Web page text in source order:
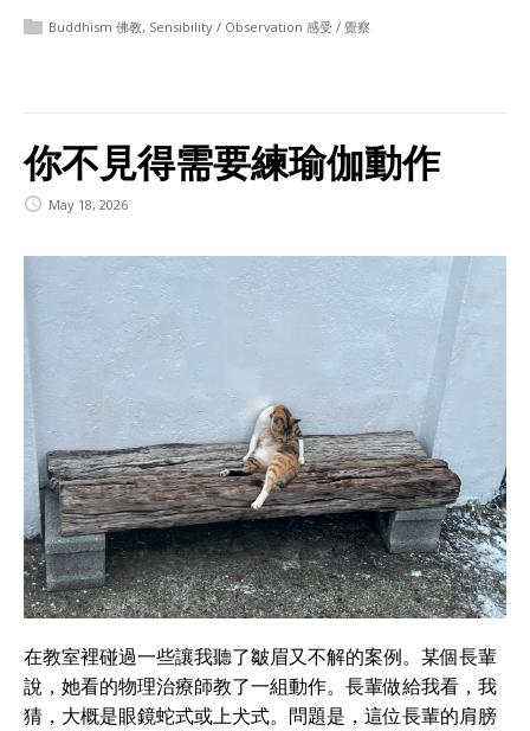
Buddhism 佛教, Sensibility / Observation 感受 / 覺察
你不見得需要練瑜伽動作
May 18, 2026
在教室裡碰過一些讓我聽了皺眉又不解的案例。某個長輩
說，她看的物理治療師教了一組動作。長輩做給我看，我
猜，大概是眼鏡蛇式或上犬式。問題是，這位長輩的肩膀